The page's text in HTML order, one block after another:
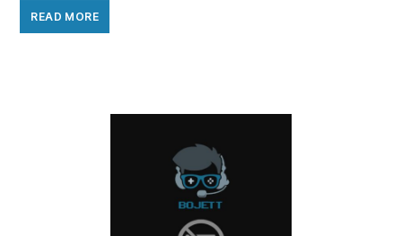
READ MORE